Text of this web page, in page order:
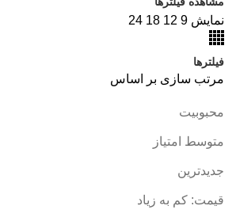
نمایش 9
12
18
24
فیلترها
مرتب سازی بر اساس
محبوبیت
متوسط امتیاز
جدیدترین
قیمت: کم به زیاد